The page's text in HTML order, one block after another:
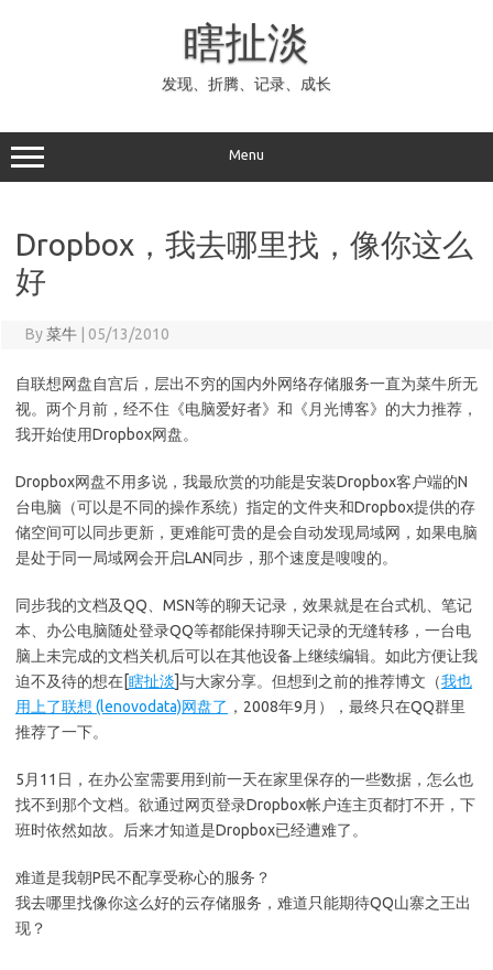
瞎扯淡
发现、折腾、记录、成长
Menu
Dropbox，我去哪里找，像你这么
好
By菜牛 05/13/2010
自联想网盘自宫后，层出不穷的国内外网络存储服务一直为菜牛所无
视。两个月前，经不住《电脑爱好者》和《月光博客》的大力推荐，
我开始使用Dropbox网盘。
Dropbox网盘不用多说，我最欣赏的功能是安装Dropbox客户端的N
台电脑（可以是不同的操作系统）指定的文件夹和Dropbox提供的存
储空间可以同步更新，更难能可贵的是会自动发现局域网，如果电脑
是处于同一局域网会开启LAN同步，那个速度是嗖嗖的。
同步我的文档及QQ、MSN等的聊天记录，效果就是在台式机、笔记
本、办公电脑随处登录QQ等都能保持聊天记录的无缝转移，一台电
脑上未完成的文档关机后可以在其他设备上继续编辑。如此方便让我
迫不及待的想在[瞎扯淡]与大家分享。但想到之前的推荐博文（我也
用上了联想 (lenovodata)网盘了 ，2008年9月），最终只在QQ群里
推荐了一下。
5月11日，在办公室需要用到前一天在家里保存的一些数据，怎么也
找不到那个文档。欲通过网页登录Dropbox帐户连主页都打不开，下
班时依然如故。后来才知道是Dropbox已经遭难了。
难道是我朝P民不配享受称心的服务？
我去哪里找像你这么好的云存储服务，难道只能期待QQ山寨之王出
现？